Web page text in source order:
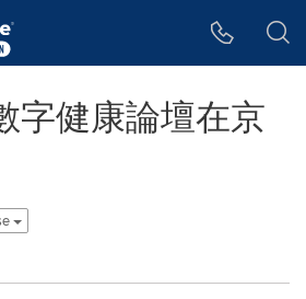
字健康論壇在京